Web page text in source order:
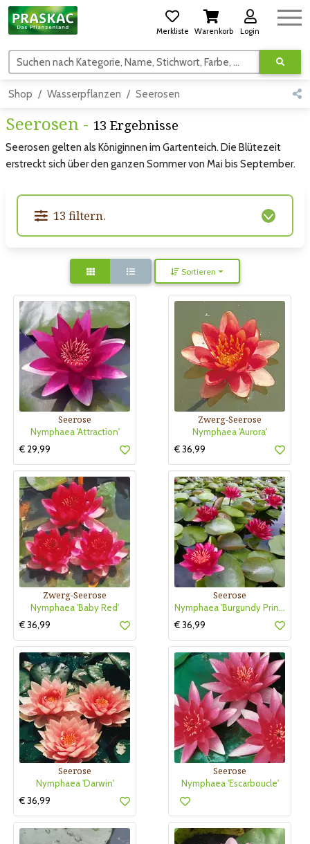
Merkliste Warenkorb Login
Suchen nach Kategorie, Name, Stichwort, Farbe, usw.
Shop Wasserpflanzen Seerosen
Seerosen - 13 Ergebnisse
Seerosen gelten als Königinnen im Gartenteich. Die Blütezeit
erstreckt sich über den ganzen Sommer von Mai bis September.
13 filtern.
Sortieren
Seerose
Nymphaea 'Attraction'
€ 29,99
Zwerg-Seerose
Nymphaea 'Aurora'
€ 36,99
Zwerg-Seerose
Nymphaea 'Baby Red'
€ 36,99
Seerose
Nymphaea 'Burgundy Princess'
€ 36,99
Seerose
Nymphaea 'Darwin'
€ 36,99
Seerose
Nymphaea 'Escarboucle'